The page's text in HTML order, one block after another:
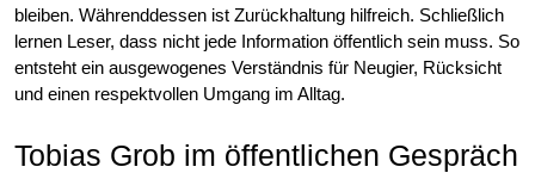
bleiben. Währenddessen ist Zurückhaltung hilfreich. Schließlich
lernen Leser, dass nicht jede Information öffentlich sein muss. So
entsteht ein ausgewogenes Verständnis für Neugier, Rücksicht
und einen respektvollen Umgang im Alltag.
Tobias Grob im öffentlichen Gespräch